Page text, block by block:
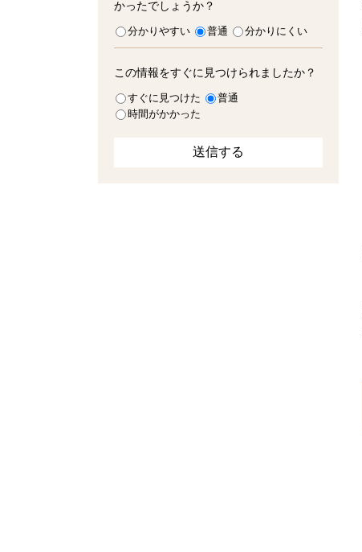
かったでしょうか？
分かりやすい 普通 分かりにくい
この情報をすぐに見つけられましたか？
すぐに見つけた
普通
時間がかかった